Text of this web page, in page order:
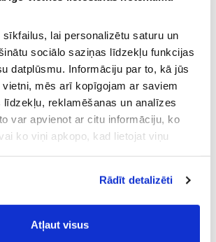
lai personalizētu saturu un
sociālo saziņas līdzekļu funkcijas
datplūsmu. Informāciju par to, kā jūs
mēs arī kopīgojam ar saviem
reklamēšanas un analīzes
var apvienot ar citu informāciju, ko
ko viņi apkopo, kad lietojat viņu
vietnes lietošanas
- VVLN).
Rādīt detalizēti
Atļaut visus